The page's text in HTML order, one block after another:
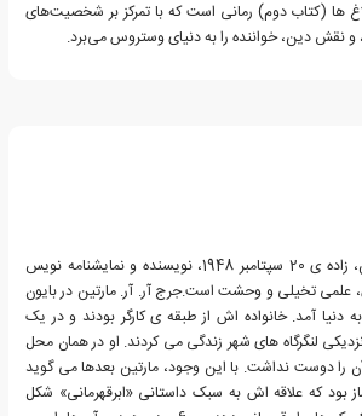
ها (کتاب دوم) رمانی است که با تمرکز بر شخصیت‌های
نقش دین، خواننده را به دنیای وستروس می‌برد.
جرج ریموند ریچارد مارتین، زاده ی 20 سپتامبر 1948، نویسنده و نمایشنامه نویس
علمی تخیلی و وحشت است.جرج آر. آر. مارتین در بایون
دنیا آمد. خانواده اش از طبقه ی کارگر بودند و در یک
لنگرگاه های شهر زندگی می کردند. او در همان محل
را دوست نداشت. با این وجود، مارتین بعدها می گوید
که علاقه اش به سبک داستانی «ابرقهرمانی» شکل